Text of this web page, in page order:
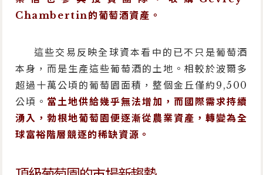
Chambertin的葡萄酒資產。
這些交易反映全球資本看中的已不只是葡萄酒
本身，而是生產這些葡萄酒的土地。相較於波爾多
超過十萬公頃的葡萄園面積，整個金丘僅約9,500
公頃。 當土地供給幾乎無法增加，而國際需求持續
湧入，勃根地葡萄園便逐漸從農業資產，轉變為全
球富裕階層競逐的稀缺資源。